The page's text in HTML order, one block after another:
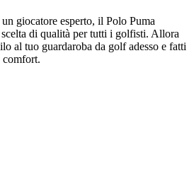
giocatore esperto, il Polo Puma
di qualità per tutti i golfisti. Allora
al tuo guardaroba da golf adesso e fatti
comfort.